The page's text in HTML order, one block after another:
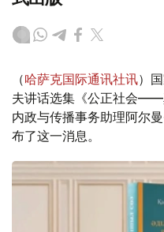
（哈萨克国际通讯社讯）
夫讲话选集《公正社会——
内政与传播事务助理阿尔
布了这一消息。